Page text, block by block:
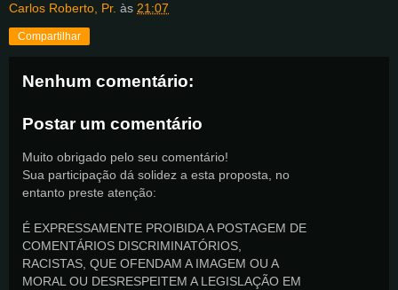
Carlos Roberto, Pr. às 21:07
Compartilhar
Nenhum comentário:
Postar um comentário
Muito obrigado pelo seu comentário!
Sua participação dá solidez a esta proposta, no
entanto preste atenção:
É EXPRESSAMENTE PROIBIDA A POSTAGEM DE
COMENTÁRIOS DISCRIMINATÓRIOS,
RACISTAS, QUE OFENDAM A IMAGEM OU A
MORAL OU DESRESPEITEM A LEGISLAÇÃO EM